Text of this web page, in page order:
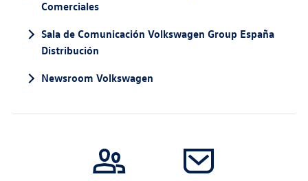
Comerciales
Sala de Comunicación Volkswagen Group España
Distribución
Newsroom Volkswagen